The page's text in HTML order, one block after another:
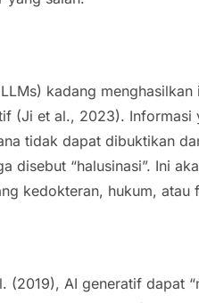
kadang
(Ji et al., 2023). Informasi
tidak dapat dibuktikan
disebut “halusinasi”. Ini
kedokteran, hukum, atau
(2019), AI generatif dapat